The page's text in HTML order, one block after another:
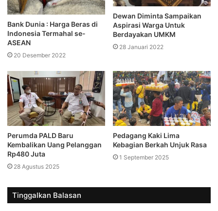
Bank Dunia : Harga Beras di
Indonesia Termahal se-
ASEAN
20 Desember 2022
Dewan Diminta Sampaikan
Aspirasi Warga Untuk
Berdayakan UMKM
28 Januari 2022
Perumda PALD Baru
Kembalikan Uang Pelanggan
Rp480 Juta
28 Agustus 2025
Pedagang Kaki Lima
Kebagian Berkah Unjuk Rasa
1 September 2025
Tinggalkan Balasan